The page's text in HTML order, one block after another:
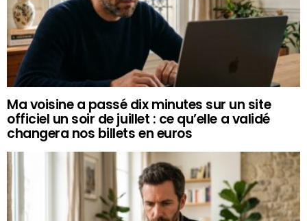
Ma voisine a passé dix minutes sur un site
officiel un soir de juillet : ce qu’elle a validé
changera nos billets en euros